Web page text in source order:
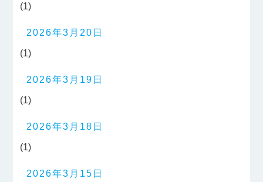
(1)
2026年3月20日
(1)
2026年3月19日
(1)
2026年3月18日
(1)
2026年3月15日